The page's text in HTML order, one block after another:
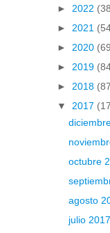
► 2022
► 2021
► 2020
► 2019
► 2018
▼ 2017
octubre
agosto
julio 2017